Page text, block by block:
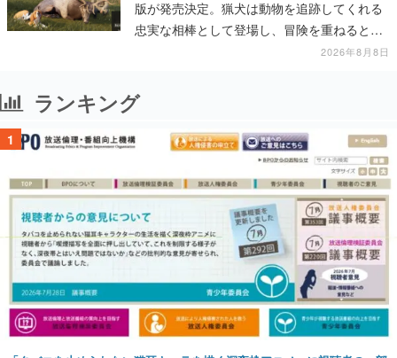
版が発売決定。猟犬は動物を追跡してくれる
忠実な相棒として登場し、冒険を重ねると成
2026年8月8日
ランキング
1